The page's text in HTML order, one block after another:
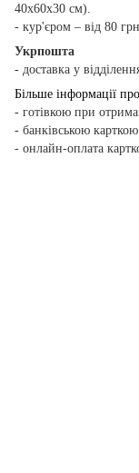
40х60х30 см).
- кур'єром – від 80
Укрпошта
- доставка у
Більше інформації
- готівкою при
- банківською
- онлайн-оплата